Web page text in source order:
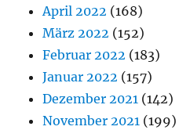
April 2022 (168)
März 2022 (152)
Februar 2022 (183)
Januar 2022 (157)
Dezember 2021 (142)
November 2021 (199)